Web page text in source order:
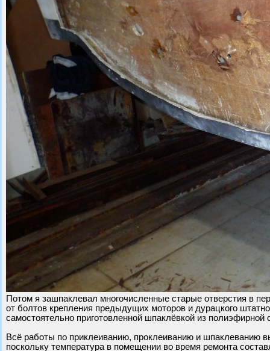
Потом я зашпаклевал многочисленные старые отверстия в
от болтов крепления предыдущих моторов и дурацкого
самостоятельно приготовленной шпаклёвкой из
Всё работы по приклеиванию, проклеиванию и шпаклеванию
поскольку температура в помещении во время ремонта